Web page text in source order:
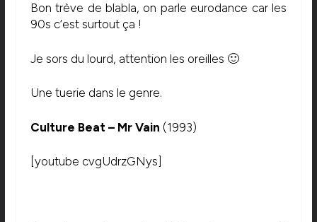
Bon trève de blabla, on parle eurodance car les
90s c’est surtout ça !
Je sors du lourd, attention les oreilles 🙂
Une tuerie dans le genre.
Culture Beat – Mr Vain (1993)
[youtube cvgUdrzGNys]